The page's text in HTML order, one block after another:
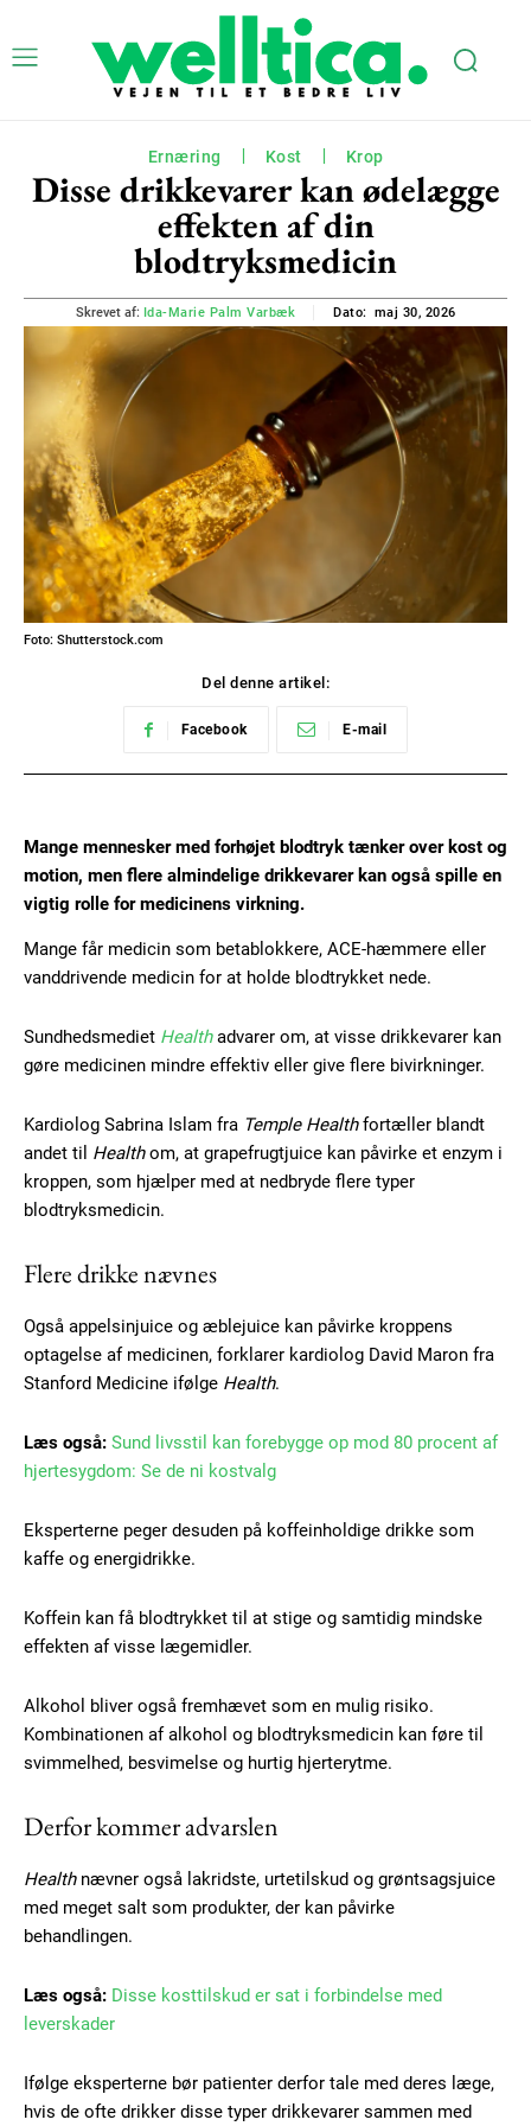
Free limited access
Ernæring Kost Krop
Disse drikkevarer kan ødelægge
effekten af din
blodtryksmedicin
Skrevet af: Ida-Marie Palm Varbæk Dato: maj 30, 2026
Foto: Shutterstock.com
Del denne artikel:
Facebook E-mail
Mange mennesker med forhøjet blodtryk tænker over kost og
motion, men flere almindelige drikkevarer kan også spille en
vigtig rolle for medicinens virkning.
Mange får medicin som betablokkere, ACE-hæmmere eller
vanddrivende medicin for at holde blodtrykket nede.
Sundhedsmediet Healthadvarer om, at visse drikkevarer kan
gøre medicinen mindre effektiv eller give flere bivirkninger.
Kardiolog Sabrina Islam fra Temple Healthfortæller blandt
andet til Healthom, at grapefrugtjuice kan påvirke et enzym i
kroppen, som hjælper med at nedbryde flere typer
blodtryksmedicin.
Flere drikke nævnes
Også appelsinjuice og æblejuice kan påvirke kroppens
optagelse af medicinen, forklarer kardiolog David Maron fra
Stanford Medicine ifølge Health.
Læs også: Sund livsstil kan forebygge op mod 80 procent af
hjertesygdom: Se de ni kostvalg
Eksperterne peger desuden på koffeinholdige drikke som
kaffe og energidrikke.
Koffein kan få blodtrykket til at stige og samtidig mindske
effekten af visse lægemidler.
Alkohol bliver også fremhævet som en mulig risiko.
Kombinationen af alkohol og blodtryksmedicin kan føre til
svimmelhed, besvimelse og hurtig hjerterytme.
Derfor kommer advarslen
Healthnævner også lakridste, urtetilskud og grøntsagsjuice
med meget salt som produkter, der kan påvirke
behandlingen.
Læs også: Disse kosttilskud er sat i forbindelse med
leverskader
Ifølge eksperterne bør patienter derfor tale med deres læge,
hvis de ofte drikker disse typer drikkevarer sammen med